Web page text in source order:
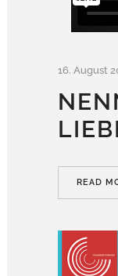
16. August
READ